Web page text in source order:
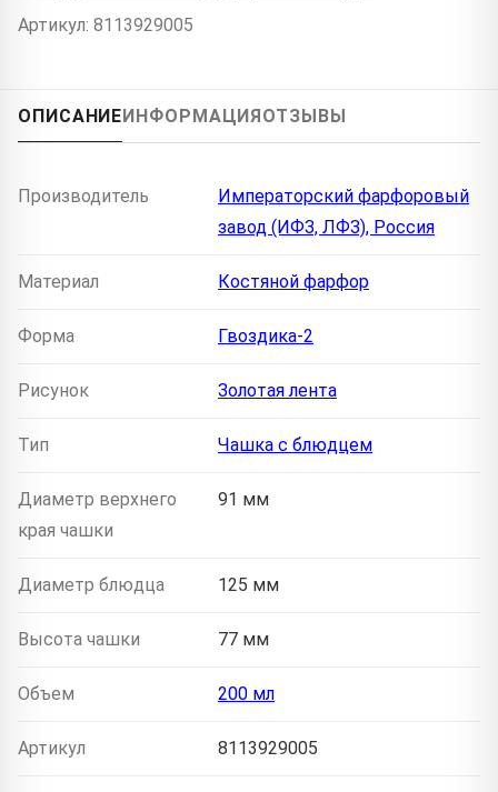
Артикул: 8113929005
ОПИСАНИЕИНФОРМАЦИЯОТЗЫВЫ
Производитель
Императорский фарфоровый
завод (ИФЗ, ЛФЗ), Россия
Материал Костяной фарфор
Форма Гвоздика-2
Рисунок Золотая лента
Тип Чашка с блюдцем
Диаметр верхнего
края чашки
91 мм
Диаметр блюдца 125 мм
Высота чашки 77 мм
Объем 200 мл
Артикул 8113929005